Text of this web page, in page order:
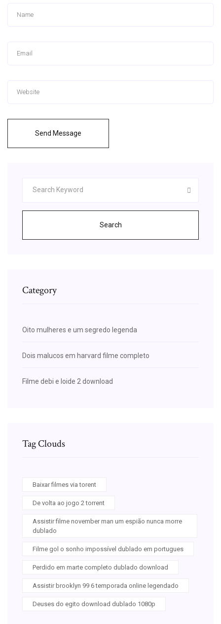
Send Message
Search
Category
Oito mulheres e um segredo legenda
Dois malucos em harvard filme completo
Filme debi e loide 2 download
Tag Clouds
Baixar filmes via torent
De volta ao jogo 2 torrent
Assistir filme november man um espião nunca morre
dublado
Filme gol o sonho impossível dublado em portugues
Perdido em marte completo dublado download
Assistir brooklyn 99 6 temporada online legendado
Deuses do egito download dublado 1080p